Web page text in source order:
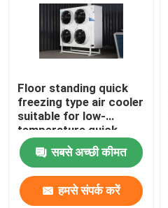
Floor standing quick
freezing type air cooler
suitable for low-
temperature quick
freezing cold storage,
compatible with
R404A/R507/R22
refrigerants,
supporting 220V/380V
सबसे अच्छी कीमत
हमसे संपर्क करें